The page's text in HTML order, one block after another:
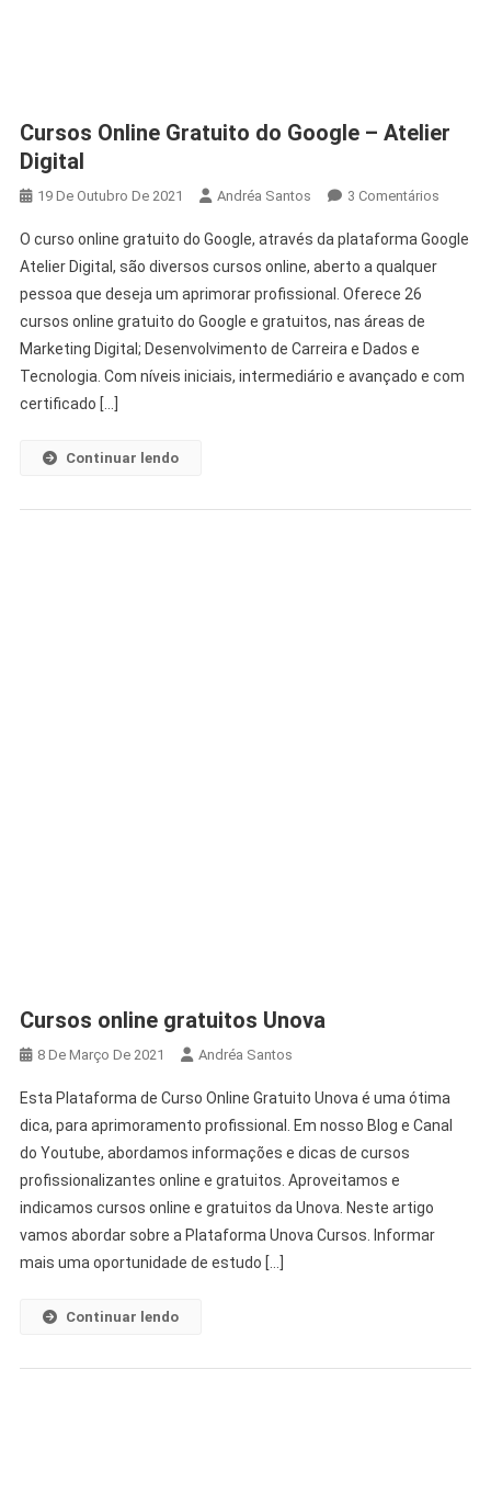
Cursos Online Gratuito do Google – Atelier
Digital
19 De Outubro De 2021 Andréa Santos 3 ComentáriosEm
Online
Atelier
O curso online gratuito do Google, através da plataforma Google
Atelier Digital, são diversos cursos online, aberto a qualquer
pessoa que deseja um aprimorar profissional. Oferece 26
cursos online gratuito do Google e gratuitos, nas áreas de
Marketing Digital; Desenvolvimento de Carreira e Dados e
Tecnologia. Com níveis iniciais, intermediário e avançado e com
certificado […]
Continuar lendo
Cursos online gratuitos Unova
8 De Março De 2021 Andréa Santos
Esta Plataforma de Curso Online Gratuito Unova é uma ótima
dica, para aprimoramento profissional. Em nosso Blog e Canal
do Youtube, abordamos informações e dicas de cursos
profissionalizantes online e gratuitos. Aproveitamos e
indicamos cursos online e gratuitos da Unova. Neste artigo
vamos abordar sobre a Plataforma Unova Cursos. Informar
mais uma oportunidade de estudo […]
Continuar lendo